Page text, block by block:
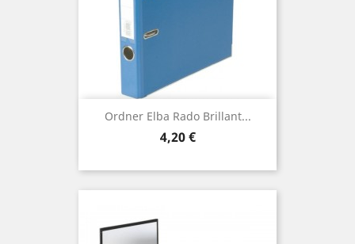
Ordner Elba Rado Brillant...
Preis
4,20 €